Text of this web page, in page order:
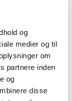
og
medier og til
om
partnere inden
og
disse
af
privat
kan benytte
7. Imod – 1.